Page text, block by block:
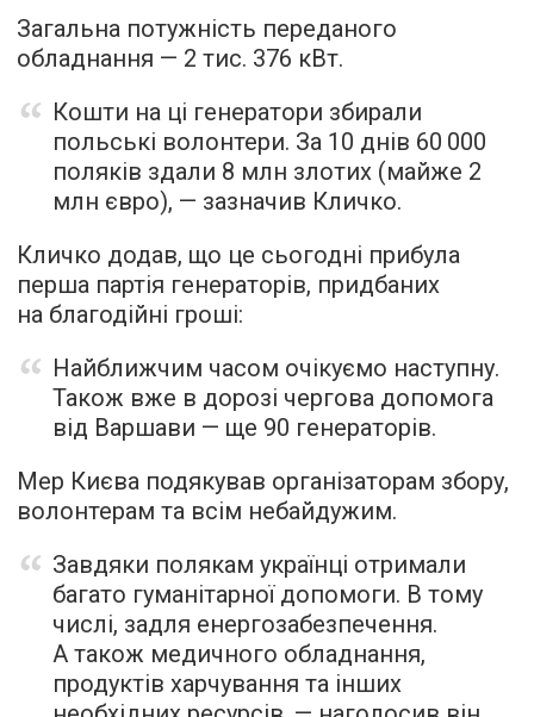
Загальна потужність переданого
обладнання — 2 тис. 376 кВт.
Кошти на ці генератори збирали
польські волонтери. За 10 днів 60 000
поляків здали 8 млн злотих (майже 2
млн євро), — зазначив Кличко.
Кличко додав, що це сьогодні прибула
перша партія генераторів, придбаних
на благодійні гроші:
Найближчим часом очікуємо наступну.
Також вже в дорозі чергова допомога
від Варшави — ще 90 генераторів.
Мер Києва подякував організаторам збору,
волонтерам та всім небайдужим.
Завдяки полякам українці отримали
багато гуманітарної допомоги. В тому
числі, задля енергозабезпечення.
А також медичного обладнання,
продуктів харчування та інших